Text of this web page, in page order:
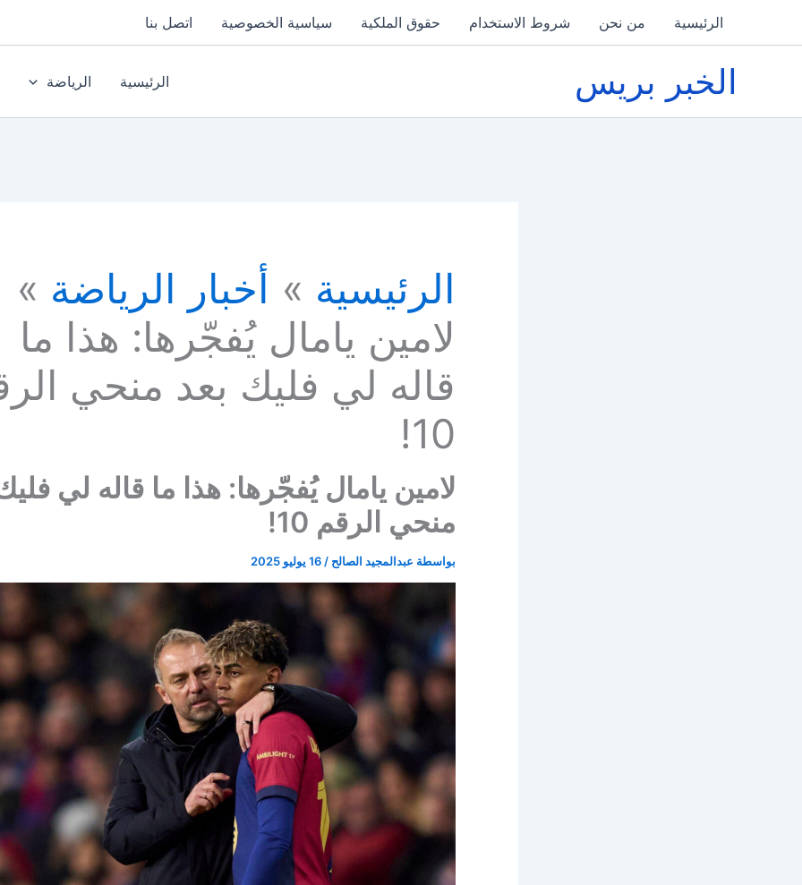
الرئيسية من نحن شروط الاستخدام حقوق الملكية سياسية الخصوصية اتصل بنا
الخبر بريس الرئيسية الرياضة
الرئيسية
أخبار الرياضة
لامين يامال يُفجّرها: هذا ما
قاله لي فليك بعد منحي
10!
لامين يامال يُفجّرها: هذا ما قاله لي
منحي الرقم 10!
بواسطة عبدالمجيد الصالح / 16 يوليو 2025